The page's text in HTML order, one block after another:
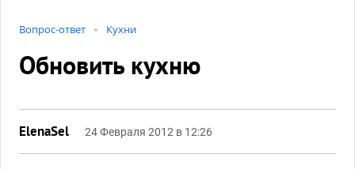
Вопрос-ответ Кухни
Обновить кухню
ElenaSel 24 Февраля 2012 в 12:26